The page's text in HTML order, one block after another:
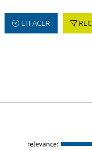
EFFACER
relevance: